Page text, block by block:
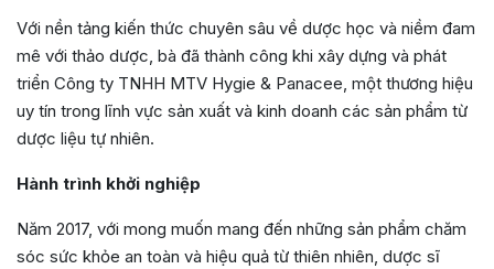
Với nền tảng kiến thức chuyên sâu về dược học và niềm đam
mê với thảo dược, bà đã thành công khi xây dựng và phát
triển Công ty TNHH MTV Hygie & Panacee, một thương hiệu
uy tín trong lĩnh vực sản xuất và kinh doanh các sản phẩm từ
dược liệu tự nhiên.
Hành trình khởi nghiệp
Năm 2017, với mong muốn mang đến những sản phẩm chăm
sóc sức khỏe an toàn và hiệu quả từ thiên nhiên, dược sĩ